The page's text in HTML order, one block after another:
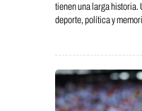
tienen una larga historia.
deporte, política y